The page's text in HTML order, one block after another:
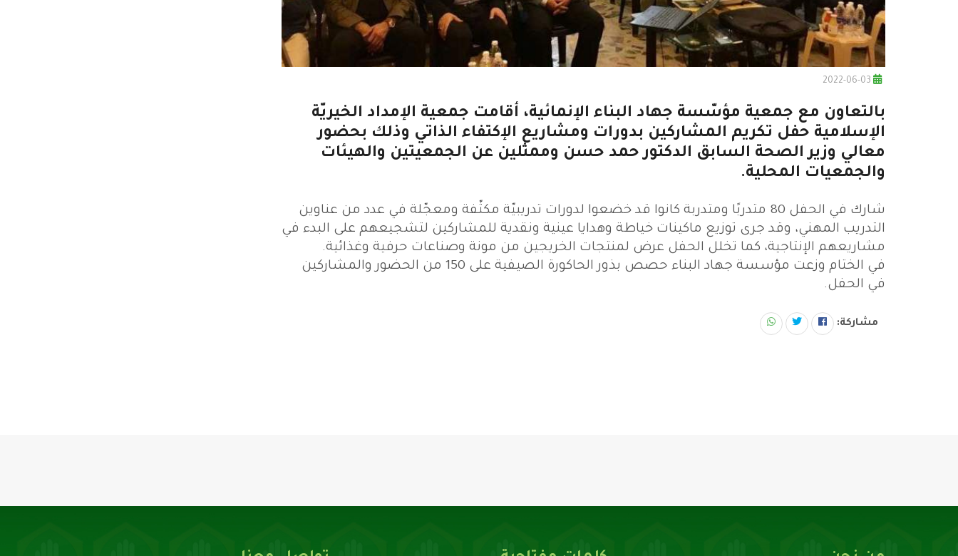
بالتعاون مع جمعية مؤسّسة جهاد البناء الإنمائية، أقامت جمعية الإمداد الخيريّة
الإسلامية حفل تكريم المشاركين بدورات ومشاريع الإكتفاء الذاتي وذلك بحضور
معالي وزير الصحة السابق الدكتور حمد حسن وممثلين عن الجمعيتين والهيئات
والجمعيات المحلية.
شارك في الحفل 80 متدربًا ومتدربة كانوا قد خضعوا لدورات تدريبيّة مكثّفة ومعجّلة في عدد من عناوين
التدريب المهني، وقد جرى توزيع ماكينات خياطة وهدايا عينية ونقدية للمشاركين لتشجيعهم على البدء في
مشاريعهم الإنتاجية، كما تخلل الحفل عرض لمنتجات الخريجين من مونة وصناعات حرفية وغذائية.
في الختام وزعت مؤسسة جهاد البناء حصص بذور الحاكورة الصيفية على 150 من الحضور والمشاركين
في الحفل.
مشاركة: